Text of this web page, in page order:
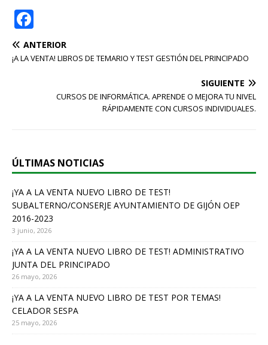
a
c
k
ANTERIOR
¡A LA VENTA! LIBROS DE TEMARIO Y TEST GESTIÓN DEL PRINCIPADO
SIGUIENTE
CURSOS DE INFORMÁTICA. APRENDE O MEJORA TU NIVEL
RÁPIDAMENTE CON CURSOS INDIVIDUALES.
ÚLTIMAS NOTICIAS
¡YA A LA VENTA NUEVO LIBRO DE TEST!
SUBALTERNO/CONSERJE AYUNTAMIENTO DE GIJÓN OEP
2016-2023
3 junio, 2026
¡YA A LA VENTA NUEVO LIBRO DE TEST! ADMINISTRATIVO
JUNTA DEL PRINCIPADO
26 mayo, 2026
¡YA A LA VENTA NUEVO LIBRO DE TEST POR TEMAS!
CELADOR SESPA
25 mayo, 2026